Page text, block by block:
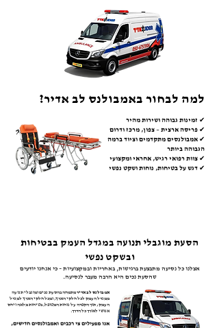
למה לבחור באמבולנס לב אדיר?
✔ זמינות גבוהה ושירות מהיר
✔ פריסה ארצית – צפון, מרכז ודרום
✔ אמבולנסים מתקדמים וציוד ברמה
הגבוהה ביותר
✔ צוות רפואי רגיש, אחראי ומקצועי
✔ דגש על בטיחות, נוחות ושקט נפשי
הסעת מוגבלי תנועה במגדל העמק בבטיחות
ובשקט נפשי
אצלנו כל נסיעה מתבצעת ברגישות, באחריות ובמקצועיות – כי אנחנו יודעים
שהסעת נכים היא הרבה מעבר לנסיעה.
אמבולנס לב אדירמתמחה בהסעת נכים ומוגבלי תנועה
ממגדל העמק לכל חלקי הארץ, ומכל חלקי הארץ למגדל
העמק , תוך הקפדה על נוחות המטופל, בטיחות מלאה ויחס
אנושי לאורך כל הדרך.
אנו מפעילים צי רכבים ואמבולנסים חדישים,